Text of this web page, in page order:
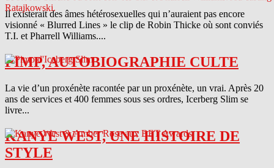
Il existerait des âmes hétérosexuelles qui n’auraient pas encore
visionné « Blurred Lines » le clip de Robin Thicke où sont conviés
T.I. et Pharrell Williams....
PIMP, AUTOBIOGRAPHIE CULTE
La vie d’un proxénète racontée par un proxénète, un vrai. Après 20
ans de services et 400 femmes sous ses ordres, Icerberg Slim se
livre...
KANYE WEST, UNE HISTOIRE DE
STYLE